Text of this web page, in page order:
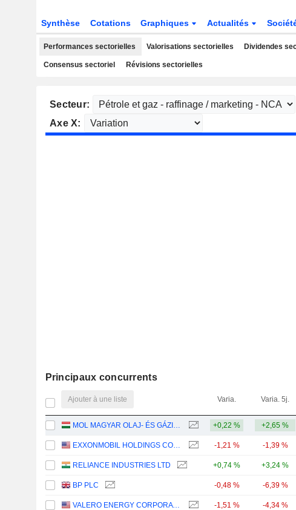
Synthèse Cotations Graphiques Actualités
Performances sectorielles Valorisations sectorielles Dividendes
Consensus sectoriel Révisions sectorielles
Secteur:
Axe X:
Principaux concurrents
Ajouter à une liste Varia. Varia. 5j.
MOL MAGYAR OLAJ- ÉS GÁZIPARI NYRT +0,22 % +2,65 %
EXXONMOBIL HOLDINGS CORPORATION -1,21 % -1,39 %
RELIANCE INDUSTRIES LTD +0,74 % +3,24 %
BP PLC -0,48 % -6,39 %
VALERO ENERGY CORPORATION -1,51 % -4,34 %